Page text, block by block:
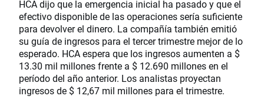
HCA dijo que la emergencia inicial ha pasado y que el
efectivo disponible de las operaciones sería suficiente
para devolver el dinero. La compañía también emitió
su guía de ingresos para el tercer trimestre mejor de lo
esperado. HCA espera que los ingresos aumenten a $
13.30 mil millones frente a $ 12.690 millones en el
período del año anterior. Los analistas proyectan
ingresos de $ 12,67 mil millones para el trimestre.